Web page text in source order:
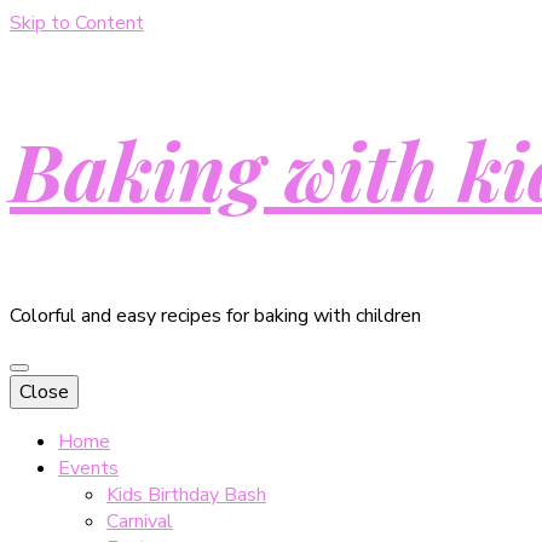
Skip to Content
Baking with
Colorful and easy recipes for baking with children
Close
Home
Events
Kids Birthday Bash
Carnival